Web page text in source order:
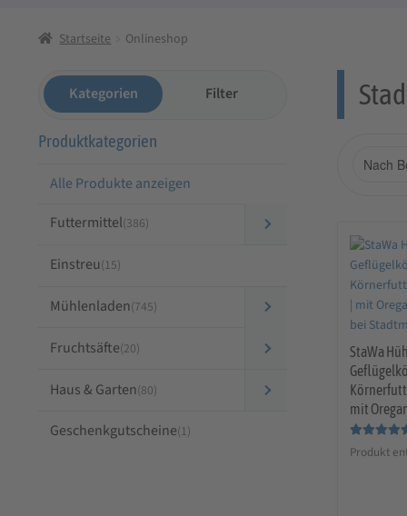
Startseite Onlineshop
StaWa
mit
Bewertet mit
Produkt
Kategorien Filter
Produktkategorien
Alle Produkte anzeigen
Futtermittel(386)
Einstreu(15)
Mühlenladen(745)
Fruchtsäfte(20)
Haus & Garten(80)
Geschenkgutscheine(1)